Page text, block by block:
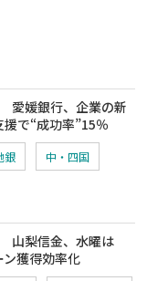
愛媛銀行、企業の新
で“成功率”15％
銀 中・四国
山梨信金、水曜は
獲得効率化